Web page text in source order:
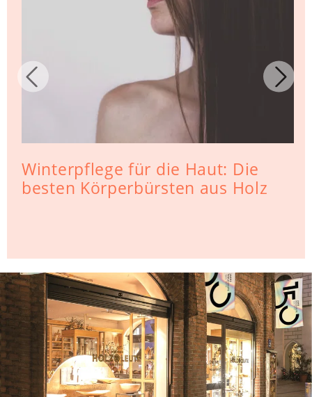
Winterpflege für die Haut: Die
besten Körperbürsten aus Holz